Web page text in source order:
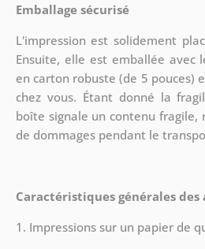
Emballage sécurisé
L'impression est solidement
Ensuite, elle est emballée avec
en carton robuste (de 5 pouces)
chez vous. Étant donné la
boîte signale un contenu fragile,
de dommages pendant le
Caractéristiques générales des
1. Impressions sur un papier de